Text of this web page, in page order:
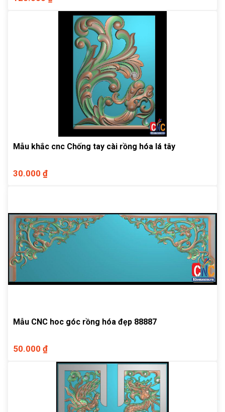
Mẫu khắc cnc Chống tay cài rồng hóa lá tây
30.000 ₫
Mẫu CNC hoc góc rồng hóa đẹp 88887
50.000 ₫